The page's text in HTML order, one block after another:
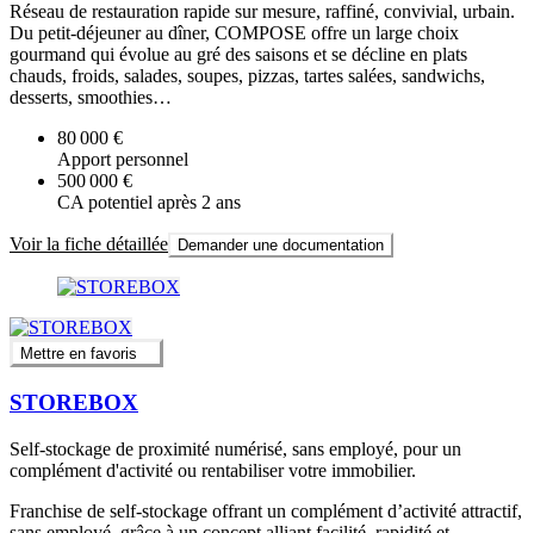
Réseau de restauration rapide sur mesure, raffiné, convivial, urbain.
Du petit-déjeuner au dîner, COMPOSE offre un large choix
gourmand qui évolue au gré des saisons et se décline en plats
chauds, froids, salades, soupes, pizzas, tartes salées, sandwichs,
desserts, smoothies…
80 000 €
Apport personnel
500 000 €
CA potentiel après 2 ans
Voir la fiche détaillée Demander une documentation
Mettre en favoris
STOREBOX
Self-stockage de proximité numérisé, sans employé, pour un
complément d'activité ou rentabiliser votre immobilier.
Franchise de self-stockage offrant un complément d’activité attractif,